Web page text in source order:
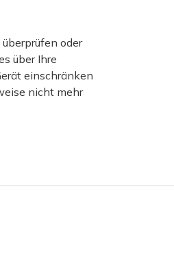
oder
über Ihre
einschränken
nicht mehr